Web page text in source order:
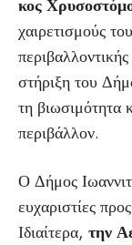
κος
χαιρετισμούς
στήριξη του
τη βιωσιμότητα
περιβάλλον.
Ο Δήμος
ευχαριστίες
Ιδιαίτερα, την